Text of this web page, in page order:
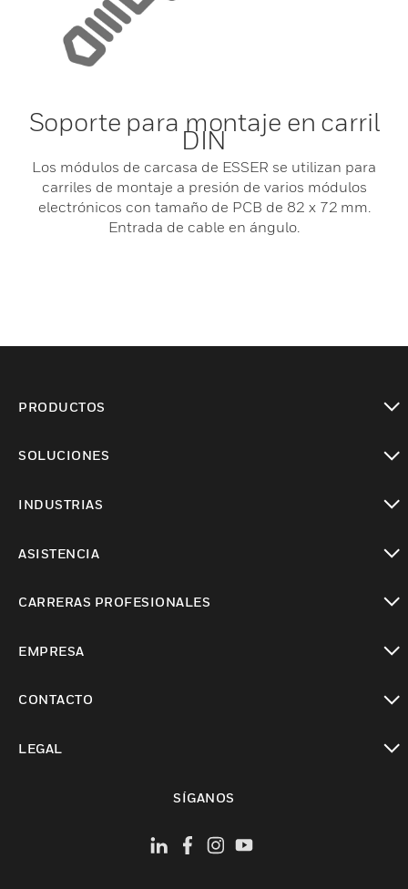
Soporte para montaje en carril
DIN
Los módulos de carcasa de ESSER se utilizan para
carriles de montaje a presión de varios módulos
electrónicos con tamaño de PCB de 82 x 72 mm.
Entrada de cable en ángulo.
PRODUCTOS
SOLUCIONES
INDUSTRIAS
ASISTENCIA
CARRERAS PROFESIONALES
EMPRESA
CONTACTO
LEGAL
SÍGANOS